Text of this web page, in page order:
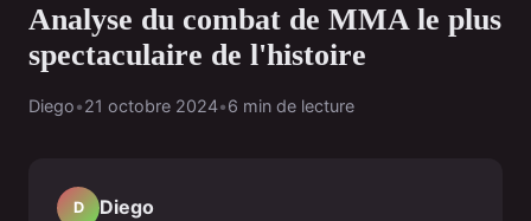
Analyse du combat de MMA le plus
spectaculaire de l'histoire
Diego•21 octobre 2024•6 min de lecture
D Diego